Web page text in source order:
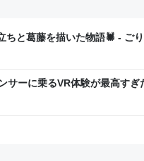
ちと葛藤を描いた物語🕷️ - ご
サーに乗るVR体験が最高すぎ